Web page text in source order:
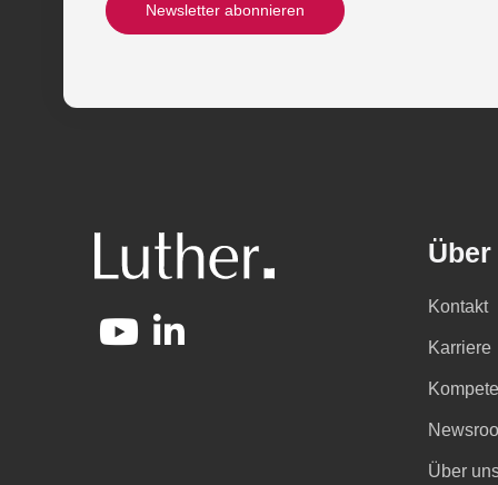
Newsletter abonnieren
Über
Kontakt
Karriere
Über